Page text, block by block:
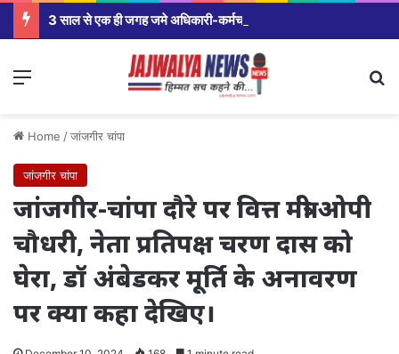
Menu
Home /जांजगीर चांपा
जांजगीर चांपा
जांजगीर-चांपा दौरे पर वित्त मंत्री ओपी
चौधरी, नेता प्रतिपक्ष चरण दास को
घेरा, डॉ अंबेडकर मूर्ति के अनावरण
पर क्या कहा देखिए।